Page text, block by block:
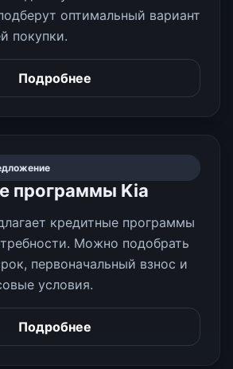
оптимальный вариант
покупки.
Подробнее
программы Kia
кредитные программы
Можно подобрать
первоначальный взнос и
условия.
Подробнее